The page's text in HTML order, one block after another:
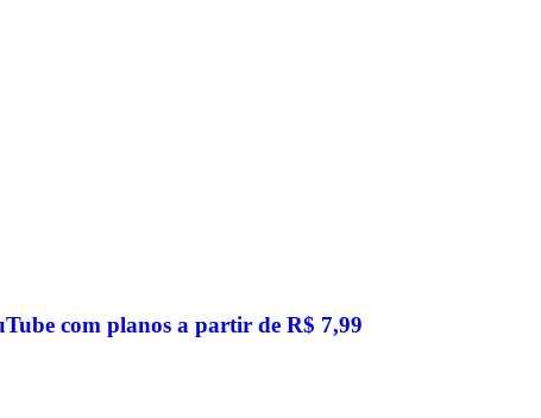
com planos a partir de R$ 7,99